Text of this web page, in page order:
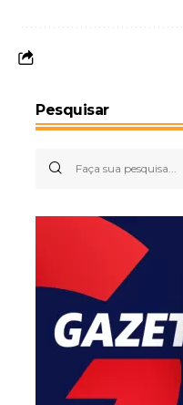
Pesquisar